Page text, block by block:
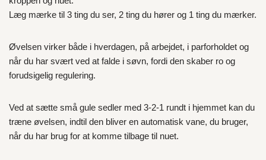
Læg mærke til 3 ting du ser, 2 ting du hører og 1 ting du mærker.
Øvelsen virker både i hverdagen, på arbejdet, i parforholdet og
når du har svært ved at falde i søvn, fordi den skaber ro og
forudsigelig regulering.
Ved at sætte små gule sedler med 3‑2‑1 rundt i hjemmet kan du
træne øvelsen, indtil den bliver en automatisk vane, du bruger,
når du har brug for at komme tilbage til nuet.